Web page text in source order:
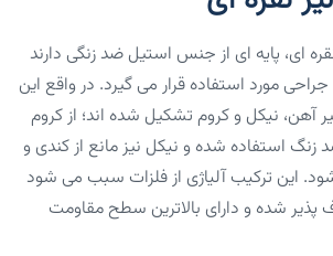
ای، پایه ای از جنس استیل ضد زنگی دارند
مورد استفاده قرار می گیرد. در واقع این
آهن، نیکل و کروم تشکیل شده اند؛ از کروم
زنگ استفاده شده و نیکل نیز مانع از کندی و
این ترکیب آلیاژی از فلزات سبب می شود
پذیر شده و دارای بالاترین سطح مقاومت